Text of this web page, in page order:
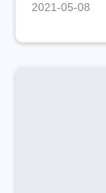
2021-05-08